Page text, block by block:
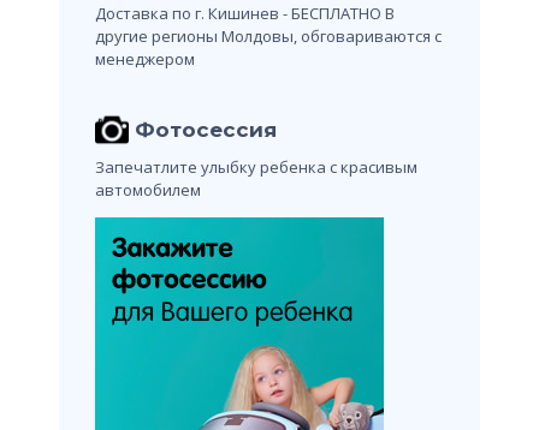
Доставка по г. Кишинев - БЕСПЛАТНО В
другие регионы Молдовы, обговариваются с
менеджером
Фотосессия
Запечатлите улыбку ребенка с красивым
автомобилем